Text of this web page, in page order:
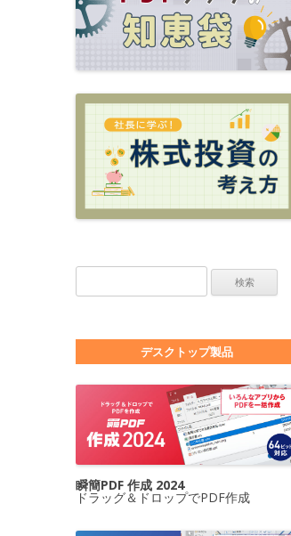
デスクトップ製品
瞬簡PDF 作成 2024
ドラッグ＆ドロップでPDF作成